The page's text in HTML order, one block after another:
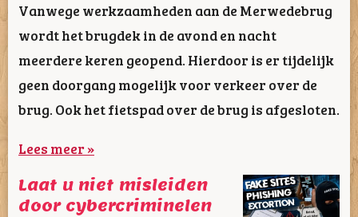
Vanwege werkzaamheden aan de Merwedebrug
wordt het brugdek in de avond en nacht
meerdere keren geopend. Hierdoor is er tijdelijk
geen doorgang mogelijk voor verkeer over de
brug. Ook het fietspad over de brug is afgesloten.
Lees meer »
Laat u niet misleiden
door cybercriminelen